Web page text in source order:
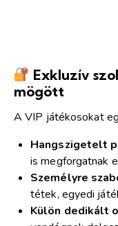
Exkluzív
mögött
A VIP játékosokat
Hangszigetelt
is megforgatnak
Személyre
tétek, egyedi
Külön dedikált